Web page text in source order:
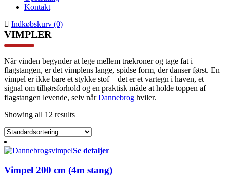
Kontakt
Indkøbskurv (0)
VIMPLER
Når vinden begynder at lege mellem trækroner og tage fat i
flagstangen, er det vimplens lange, spidse form, der danser først. En
vimpel er ikke bare et stykke stof – det er et vartegn i haven, et
signal om tilhørsforhold og en praktisk måde at holde toppen af
flagstangen levende, selv nårDannebrog hviler.
Showing all 12 results
Se detaljer
Vimpel 200 cm (4m stang)